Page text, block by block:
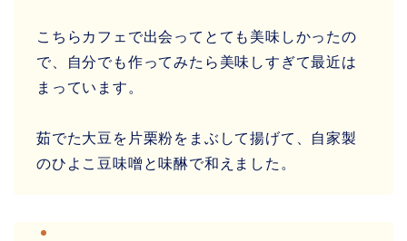
こちらカフェで出会ってとても美味しかったの
で、自分でも作ってみたら美味しすぎて最近は
まっています。
茹でた大豆を片栗粉をまぶして揚げて、自家製
のひよこ豆味噌と味醂で和えました。